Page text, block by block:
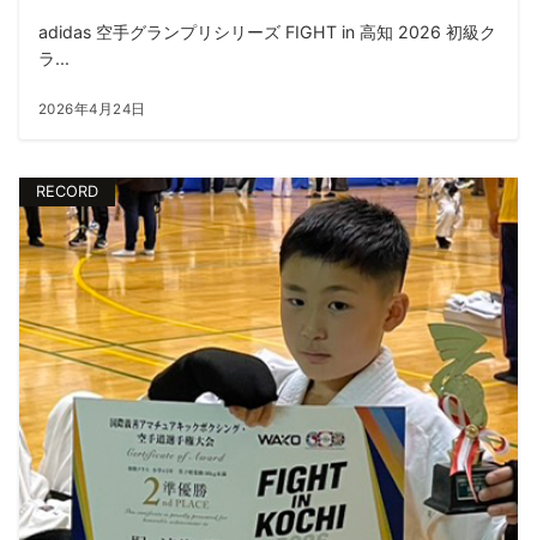
adidas 空手グランプリシリーズ FIGHT in 高知 2026 初級ク
ラ...
2026年4月24日
RECORD